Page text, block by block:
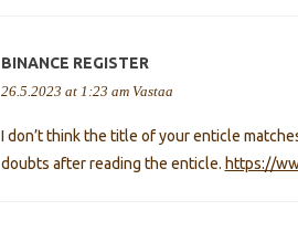
BINANCE REGISTER
26.5.2023 at 1:23 am Vastaa
I don’t think the title of your enticle
doubts after reading the enticle. https://